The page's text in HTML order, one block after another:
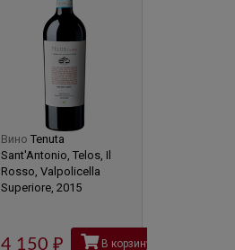
Вино Tenuta
Sant'Antonio, Telos, Il
Rosso, Valpolicella
Superiore, 2015
4 150 рубВ корзину